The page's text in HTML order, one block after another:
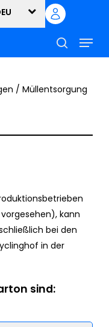
suche
Menu
/ Müllentsorgung
kann
bei den
in der
sind: